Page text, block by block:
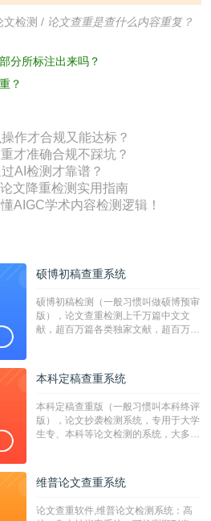
文检测 / 论文查重是查什么内容重复？
分所标注出来吗？
？
作才合规又能达标？
才准确合规不踩坑？
AI检测才靠谱？
文降重检测实用指南
AIGC学术内容检测逻辑！
硕博初稿查重系统
硕博初稿检测（一般习惯叫做硕博预审
版），论文查重检测上千万篇中文文
献，超百万篇各类独家文献，超百万港
校用来检测硕博论文的系统，检测范围
广，数据来源真实，检测算法合理!本
字符数30万）
本科定稿查重系统
本科定稿查重版（一般习惯叫本科终评
版），论文抄袭检测系统，专用于大学
生专、本科等论文检测的系统，大多数
维普论文查重系统
论文查重软件,维普论文检测系统：高